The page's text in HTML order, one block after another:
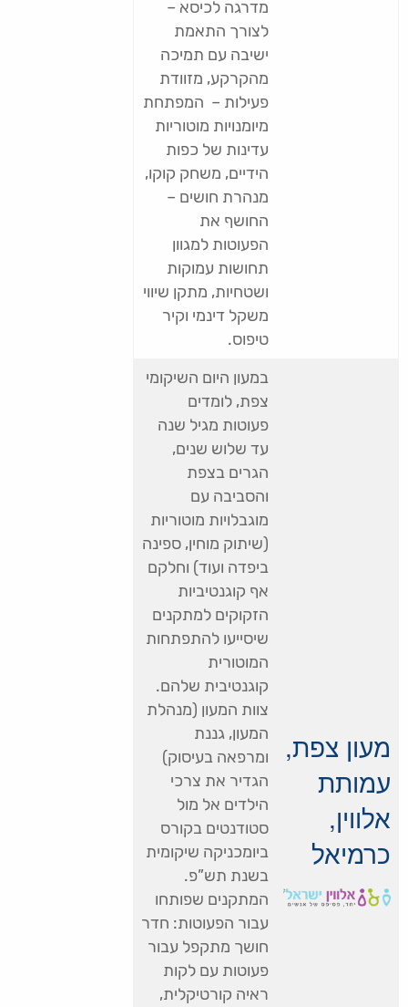
מדרגה לכיסא –
לצורך התאמת
ישיבה עם תמיכה
מהקרקע, מזוודת
פעילות – המפתחת
מיומנויות מוטוריות
עדינות של כפות
הידיים, משחק קוקו,
מנהרת חושים –
החושף את
הפעוטות למגוון
תחושות עמוקות
ושטחיות, מתקן שיווי
משקל דינמי וקיר
טיפוס.
מעון צפת,
עמותת
אלווין,
כרמיאל
במעון היום השיקומי
צפת, לומדים
פעוטות מגיל שנה
עד שלוש שנים,
הגרים בצפת
והסביבה עם
מוגבלויות מוטוריות
(שיתוק מוחין, ספינה
ביפדה ועוד) וחלקם
אף קוגנטיביות
הזקוקים למתקנים
שיסייעו להתפתחות
המוטורית
קוגנטיבית שלהם.
צוות המעון (מנהלת
המעון, גננת
ומרפאה בעיסוק)
הגדיר את צרכי
הילדים אל מול
סטודנטים בקורס
ביומכניקה שיקומית
בשנת תש”פ.
המתקנים שפותחו
עבור הפעוטות: חדר
חושך מתקפל עבור
פעוטות עם לקות
ראיה קורטיקלית,